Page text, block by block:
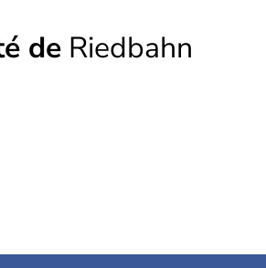
de Riedbahn